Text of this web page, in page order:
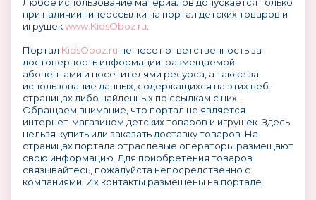
при наличии гиперссылки на портал детских товаров и
игрушекwww.KidsOboz.ru
Портал KidsOboz.ru не несет ответственность за
достоверность информации, размещаемой
абонентами и посетителями ресурса, а также за
использование данных, содержащихся на этих веб-
страницах либо найденных по ссылкам с них.
Обращаем внимание, что портал не является
интернет-магазином детских товаров и игрушек. Здесь
нельзя купить или заказать доставку товаров. На
страницах портала отраслевые операторы размещают
свою информацию. Для приобретения товаров
связывайтесь, пожалуйста непосредственно с
компаниями. Их контакты размещены на портале.